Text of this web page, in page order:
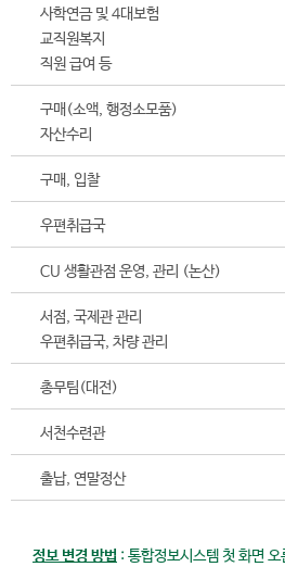
사학연금 및 4대보험
교직원복지
직원 급여 등
구매(소액, 행정소모품)
자산수리
구매, 입찰
우편취급국
CU 생활관점 운영, 관리 (논산)
서점, 국제관 관리
우편취급국, 차량 관리
총무팀(대전)
서천수련관
출납, 연말정산
정보 변경 방법 : 통합정보시스템 첫 화면